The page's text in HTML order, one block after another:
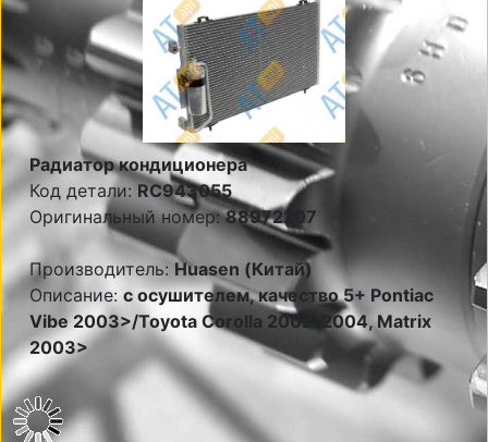
Радиатор кондиционера
Код детали: RC943055
Оригинальный номер:88972207
Производитель: Huasen (Китай)
Описание: с осушителем, качество 5+ Pontiac
Vibe 2003>/Toyota Corolla 2002-2004, Matrix
2003>